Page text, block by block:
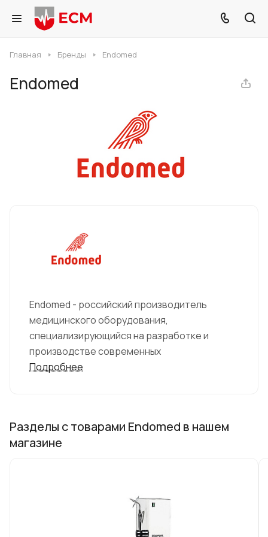
Главная Бренды Endomed
Endomed
Endomed - российский производитель
медицинского оборудования,
специализирующийся на разработке и
производстве современных
технологических решений для медицинской
эффективность и доступность.
оборудование, аппараты для эндоскопии, а
также другие медицинские устройства и
Подробнее
Разделы с товарами Endomed в нашем
магазине